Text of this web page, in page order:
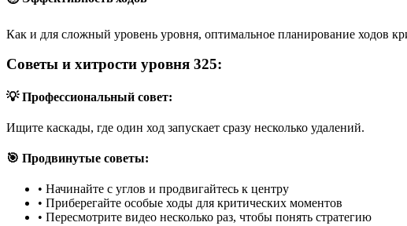
Как и для сложный уровень уровня, оптимальное планирование ходов
Советы и хитрости уровня 325:
💡 Профессиональный совет:
Ищите каскады, где один ход запускает сразу несколько удалений.
🎯 Продвинутые советы:
• Начинайте с углов и продвигайтесь к центру
• Приберегайте особые ходы для критических моментов
• Пересмотрите видео несколько раз, чтобы понять стратегию